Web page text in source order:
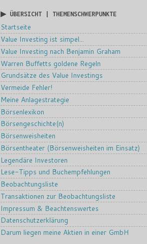
▶ ÜBERSICHT | THEMENSCHWERPUNKTE
Startseite
Value Investing ist simpel...
Value Investing nach Benjamin Graham
Warren Buffetts goldene Regeln
Grundsätze des Value Investings
Vermeide Fehler!
Meine Anlagestrategie
Börsenlexikon
Börsengeschichte(n)
Börsenweisheiten
Börsentheater (Börsenweisheiten im Einsatz)
Legendäre Investoren
Lese-Tipps und Buchempfehlungen
Beobachtungsliste
Transaktionen zur Beobachtungsliste
Impressum & Beachtenswertes
Datenschutzerklärung
Darum liegen meine Aktien in einer GmbH